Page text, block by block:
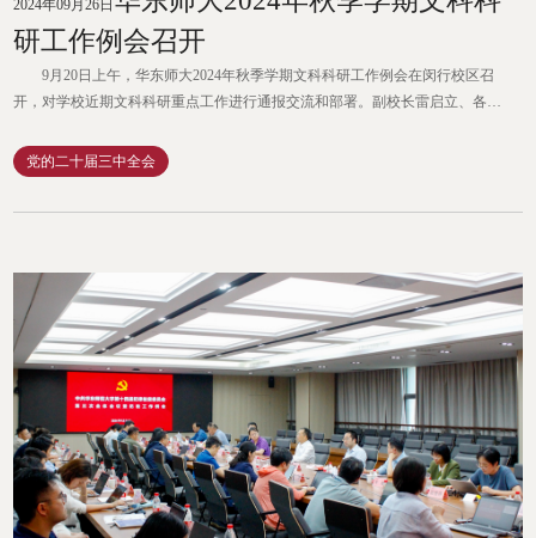
2024年09月26日
研工作例会召开
9月20日上午，华东师大2024年秋季学期文科科研工作例会在闵行校区召
开，对学校近期文科科研重点工作进行通报交流和部署。副校长雷启立、各文
秘书以及人文与社会科学研究院成员等50余人出席会议。会议由人文与社会科
学研究院副院长王曼主持。2024年秋季学期文科科研工作例会召开 会上，
党的二十届三中全会